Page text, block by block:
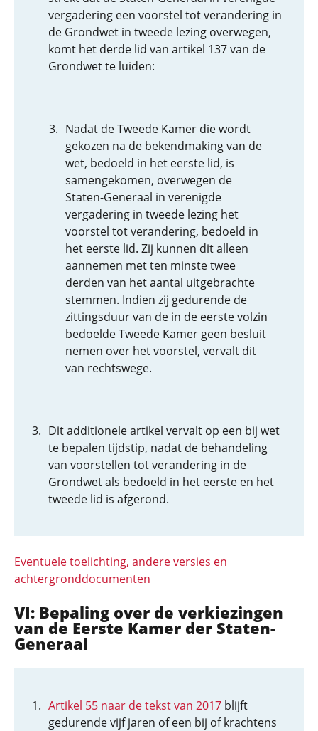
vergadering een voorstel tot verandering in
de Grondwet in tweede lezing overwegen,
komt het derde lid van artikel 137 van de
Grondwet te luiden:
Nadat de Tweede Kamer die wordt
gekozen na de bekendmaking van de
wet, bedoeld in het eerste lid, is
samengekomen, overwegen de
Staten-Generaal in verenigde
vergadering in tweede lezing het
voorstel tot verandering, bedoeld in
het eerste lid. Zij kunnen dit alleen
aannemen met ten minste twee
derden van het aantal uitgebrachte
stemmen. Indien zij gedurende de
zittingsduur van de in de eerste volzin
bedoelde Tweede Kamer geen besluit
nemen over het voorstel, vervalt dit
van rechtswege.
Dit additionele artikel vervalt op een bij wet
te bepalen tijdstip, nadat de behandeling
van voorstellen tot verandering in de
Grondwet als bedoeld in het eerste en het
tweede lid is afgerond.
Eventuele toelichting, andere versies en
achtergronddocumenten
VI: Bepaling over de verkiezingen
van de Eerste Kamer der Staten-
Generaal
Artikel 55 naar de tekst van 2017 blijft
gedurende vijf jaren of een bij of krachtens